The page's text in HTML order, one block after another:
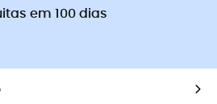
em 100 dias